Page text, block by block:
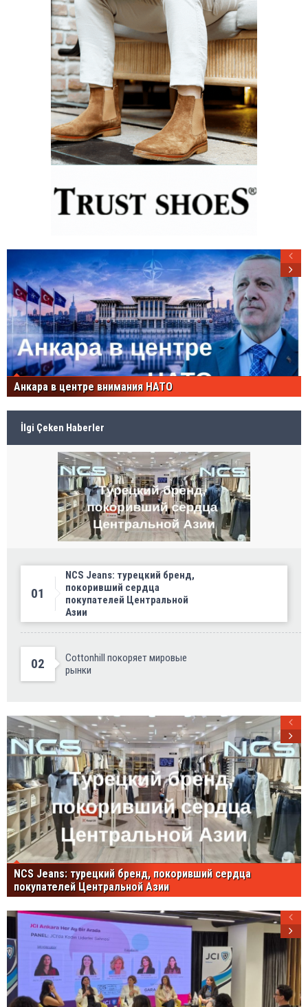
Анкара в центре внимания НАТО
İlgi Çeken Haberler
01
NCS Jeans: турецкий бренд,
покоривший сердца
покупателей Центральной
Азии
02
Cottonhill покоряет мировые
рынки
NCS Jeans: турецкий бренд, покоривший сердца
покупателей Центральной Азии